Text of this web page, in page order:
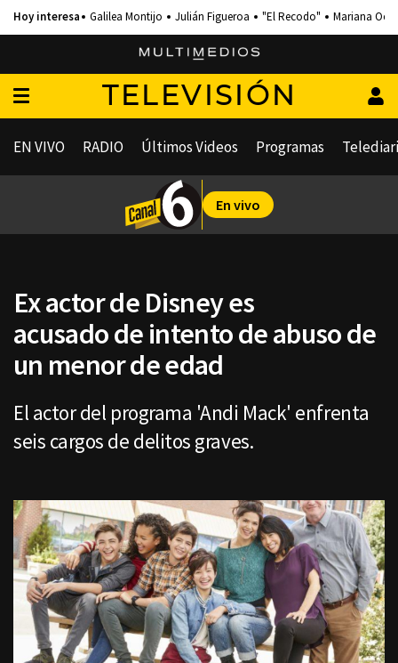
Galilea Montijo Julián Figueroa "El Recodo" Mariana
TELEVISIÓN
EN VIVO RADIO Últimos Videos Programas
En vivo
Ex actor de Disney es
acusado de intento de abuso de
un menor de edad
El actor del programa 'Andi Mack' enfrenta
seis cargos de delitos graves.